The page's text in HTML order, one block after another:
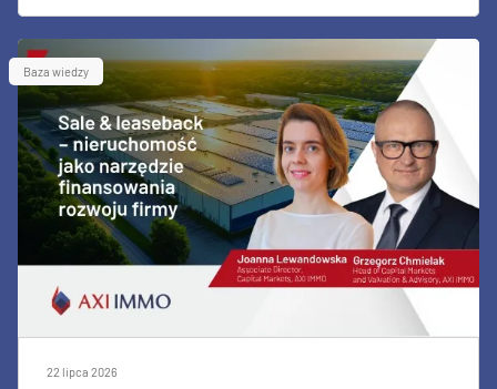
Baza wiedzy
22 lipca 2026